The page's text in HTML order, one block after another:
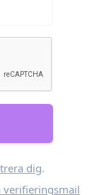
dig.
verifieringsmail